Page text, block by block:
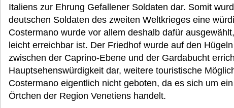
Italiens zur Ehrung Gefallener Soldaten dar. Somit
deutschen Soldaten des zweiten Weltkrieges eine
Costermano wurde vor allem deshalb dafür
leicht erreichbar ist. Der Friedhof wurde auf den
zwischen der Caprino-Ebene und der Gardabucht
Hauptsehenswürdigkeit dar, weitere touristische
Costermano eigentlich nicht geboten, da es sich um
Örtchen der Region Venetiens handelt.